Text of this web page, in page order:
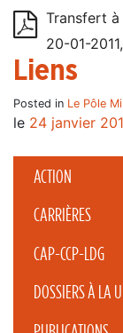
ACTION
CARRIÈRES
CAP-CCP-LDG
DOSSIERS À LA
Transfert
20-01-
Liens
Posted in Le Pôle
le 24 janvier